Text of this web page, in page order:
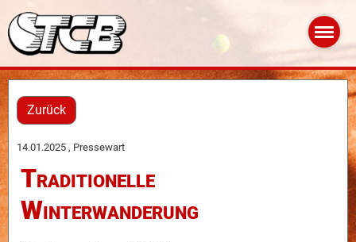
Zurück
14.01.2025 , Pressewart
Traditionelle
Winterwanderung